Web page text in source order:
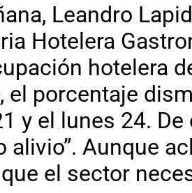
Leandro
Hotelera
hotelera
el porcentaje
y el lunes 24.
alivio”. Aunque
el sector